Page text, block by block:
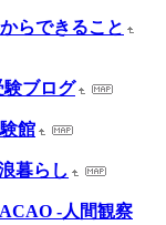
らできること
験ブログ
館
暮らし
-人間観察